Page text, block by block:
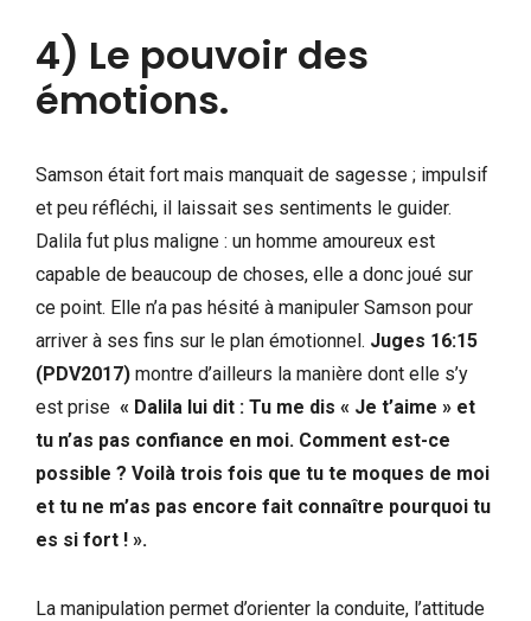
4) Le pouvoir des
émotions.
Samson était fort mais manquait de sagesse ; impulsif
et peu réfléchi, il laissait ses sentiments le guider.
Dalila fut plus maligne : un homme amoureux est
capable de beaucoup de choses, elle a donc joué sur
ce point. Elle n’a pas hésité à manipuler Samson pour
arriver à ses fins sur le plan émotionnel. Juges 16:15
(PDV2017) montre d’ailleurs la manière dont elle s’y
est prise « Dalila lui dit : Tu me dis « Je t’aime » et
tu n’as pas confiance en moi. Comment est-ce
possible ? Voilà trois fois que tu te moques de moi
et tu ne m’as pas encore fait connaître pourquoi tu
es si fort ! ».
La manipulation permet d’orienter la conduite, l’attitude